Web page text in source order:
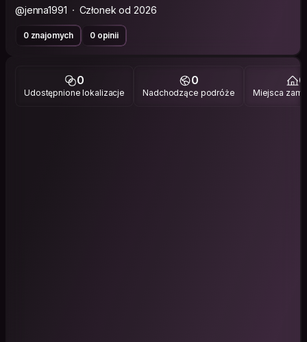
@jenna1991 Członek od 2026
0 znajomych 0 opinii
0
Udostępnione lokalizacje
0
Nadchodzące podróże
0
Miejsca